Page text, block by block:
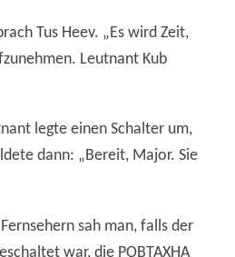
Tus Heev. „Es wird Zeit,
Leutnant Kub
legte einen Schalter um,
dann: „Bereit, Major. Sie
sah man, falls der
war, die POBTAXHA